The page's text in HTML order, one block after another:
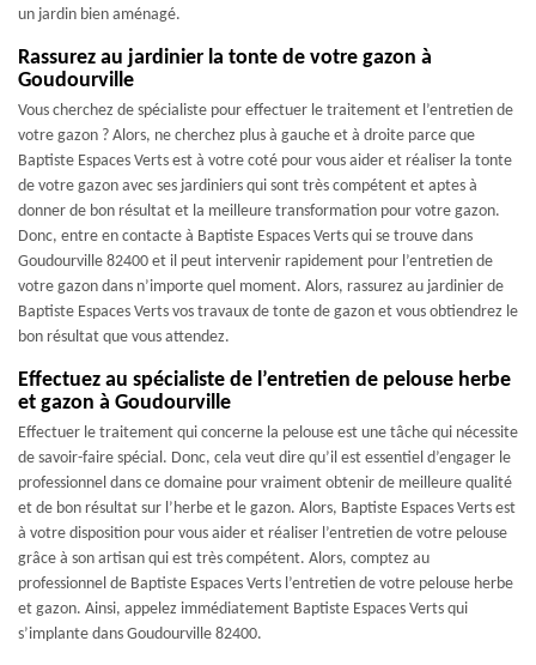
un jardin bien aménagé.
Rassurez au jardinier la tonte de votre gazon à
Goudourville
Vous cherchez de spécialiste pour effectuer le traitement et l’entretien de
votre gazon ? Alors, ne cherchez plus à gauche et à droite parce que
Baptiste Espaces Verts est à votre coté pour vous aider et réaliser la tonte
de votre gazon avec ses jardiniers qui sont très compétent et aptes à
donner de bon résultat et la meilleure transformation pour votre gazon.
Donc, entre en contacte à Baptiste Espaces Verts qui se trouve dans
Goudourville 82400 et il peut intervenir rapidement pour l’entretien de
votre gazon dans n’importe quel moment. Alors, rassurez au jardinier de
Baptiste Espaces Verts vos travaux de tonte de gazon et vous obtiendrez le
bon résultat que vous attendez.
Effectuez au spécialiste de l’entretien de pelouse herbe
et gazon à Goudourville
Effectuer le traitement qui concerne la pelouse est une tâche qui nécessite
de savoir-faire spécial. Donc, cela veut dire qu’il est essentiel d’engager le
professionnel dans ce domaine pour vraiment obtenir de meilleure qualité
et de bon résultat sur l’herbe et le gazon. Alors, Baptiste Espaces Verts est
à votre disposition pour vous aider et réaliser l’entretien de votre pelouse
grâce à son artisan qui est très compétent. Alors, comptez au
professionnel de Baptiste Espaces Verts l’entretien de votre pelouse herbe
et gazon. Ainsi, appelez immédiatement Baptiste Espaces Verts qui
s’implante dans Goudourville 82400.